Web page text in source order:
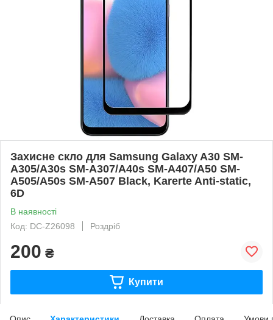
Захисне скло для Samsung Galaxy A30 SM-
A305/A30s SM-A307/A40s SM-A407/A50 SM-
A505/A50s SM-A507 Black, Karerte Anti-static,
6D
В наявності
Код: DC-Z26098
Роздріб
200 ₴
Купити